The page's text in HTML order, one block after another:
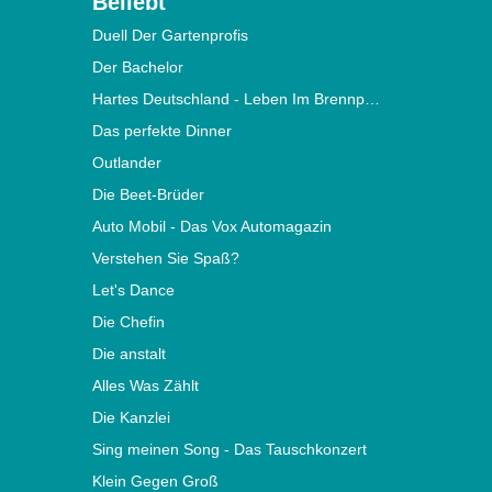
Duell Der Gartenprofis
Der Bachelor
Hartes Deutschland - Leben Im Brennpunkt
Das perfekte Dinner
Outlander
Die Beet-Brüder
Auto Mobil - Das Vox Automagazin
Verstehen Sie Spaß?
Let's Dance
Die Chefin
Die anstalt
Alles Was Zählt
Die Kanzlei
Sing meinen Song - Das Tauschkonzert
Klein Gegen Groß